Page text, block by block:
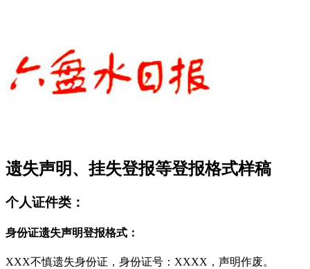
遗失声明、挂失登报等登报格式样稿
个人证件类：
身份证遗失声明登报格式：
XXX不慎遗失身份证，身份证号：XXXX，声明作废。